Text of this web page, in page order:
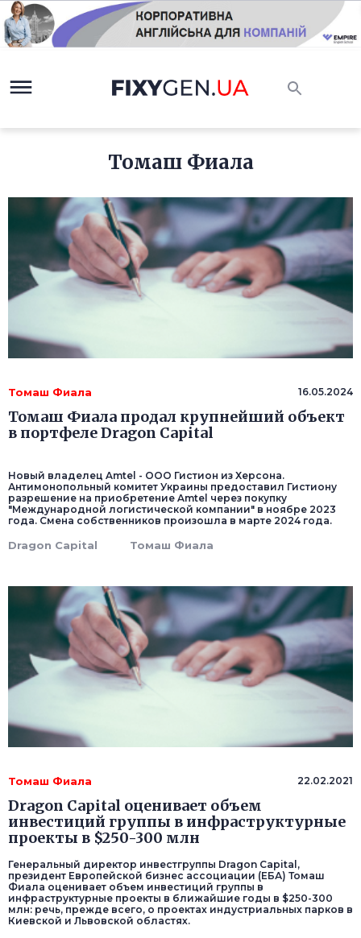
Томаш Фиала
Томаш Фиала 16.05.2024
Томаш Фиала продал крупнейший объект
в портфеле Dragon Capital
Новый владелец Amtel - ООО Гистион из Херсона.
Антимонопольный комитет Украины предоставил Гистиону
разрешение на приобретение Amtel через покупку
"Международной логистической компании" в ноябре 2023
года. Смена собственников произошла в марте 2024 года.
Dragon Capital Томаш Фиала
Томаш Фиала 22.02.2021
Dragon Capital оценивает объем
инвестиций группы в инфраструктурные
проекты в $250-300 млн
Генеральный директор инвестгруппы Dragon Capital,
президент Европейской бизнес ассоциации (ЕБА) Томаш
Фиала оценивает объем инвестиций группы в
инфраструктурные проекты в ближайшие годы в $250-300
млн: речь, прежде всего, о проектах индустриальных парков в
Киевской и Львовской областях.